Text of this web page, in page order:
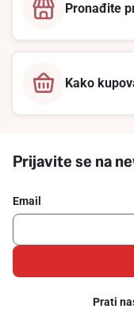
Pronađite
Kako
Prijavite se na
Email
Prati